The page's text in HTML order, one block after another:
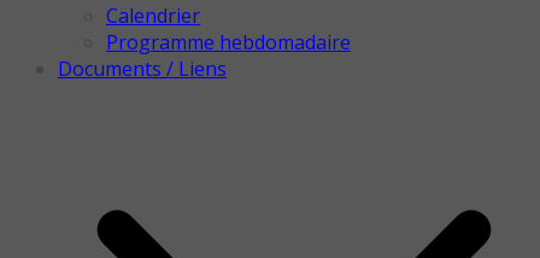
Calendrier
Programme hebdomadaire
Documents / Liens